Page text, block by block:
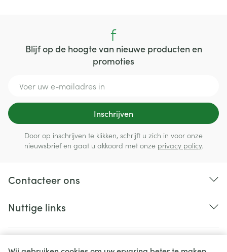
Blijf op de hoogte van nieuwe producten en
promoties
Inschrijven
Door op inschrijven te klikken, schrijft u zich in voor onze
nieuwsbrief en gaat u akkoord met onze privacy policy.
Contacteer ons
Nuttige links